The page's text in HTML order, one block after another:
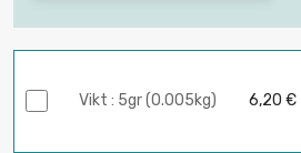
Vikt : 5gr (0.005kg) 6,20 €